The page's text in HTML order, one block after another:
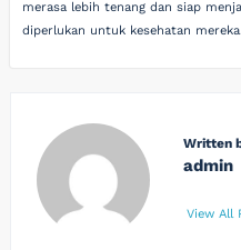
merasa lebih tenang dan siap
diperlukan untuk kesehatan
Written
admin
View All